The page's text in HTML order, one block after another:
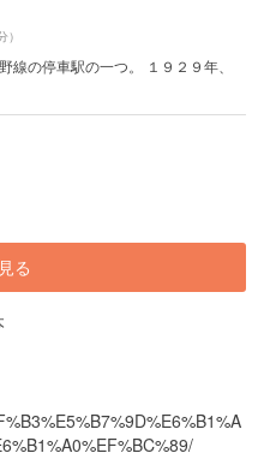
）
線の停車駅の一つ。 １９２９年、
る